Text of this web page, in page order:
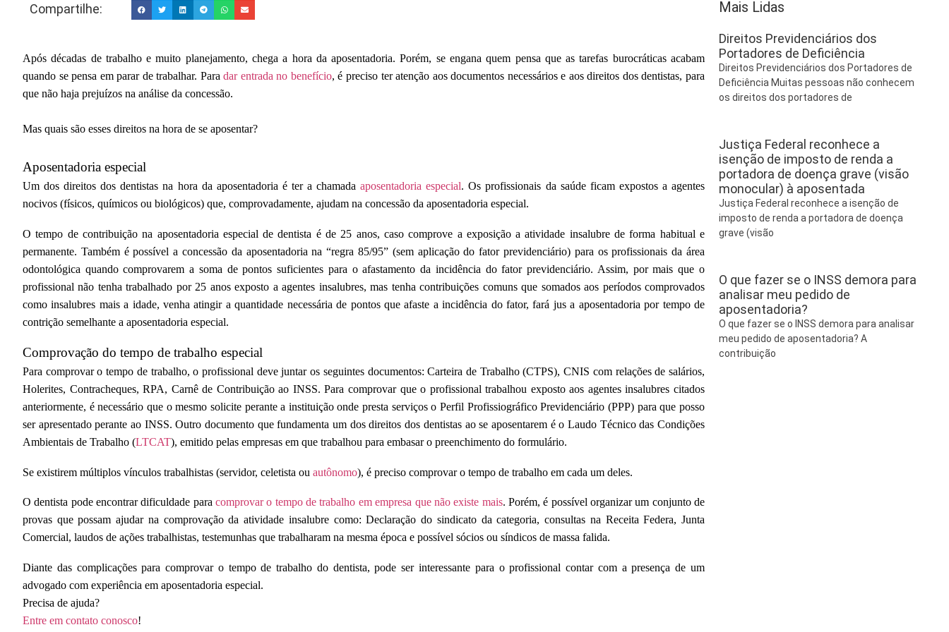
Compartilhe:
Após décadas de trabalho e muito planejamento, chega a hora da aposentadoria. Porém, se engana quem pensa que as tarefas burocráticas acabam
quando se pensa em parar de trabalhar. Paradar entrada no benefício, é preciso ter atenção aos documentos necessários e aos direitos dos dentistas, para
que não haja prejuízos na análise da concessão.
Mas quais são esses direitos na hora de se aposentar?
Aposentadoria especial
Um dos direitos dos dentistas na hora da aposentadoria é ter a chamadaaposentadoria especial. Os profissionais da saúde ficam expostos a agentes
nocivos (físicos, químicos ou biológicos) que, comprovadamente, ajudam na concessão da aposentadoria especial.
O tempo de contribuição na aposentadoria especial de dentista é de 25 anos, caso comprove a exposição a atividade insalubre de forma habitual e
permanente. Também é possível a concessão da aposentadoria na “regra 85/95” (sem aplicação do fator previdenciário) para os profissionais da área
odontológica quando comprovarem a soma de pontos suficientes para o afastamento da incidência do fator previdenciário. Assim, por mais que o
profissional não tenha trabalhado por 25 anos exposto a agentes insalubres, mas tenha contribuições comuns que somados aos períodos comprovados
como insalubres mais a idade, venha atingir a quantidade necessária de pontos que afaste a incidência do fator, fará jus a aposentadoria por tempo de
contrição semelhante a aposentadoria especial.
Comprovação do tempo de trabalho especial
Para comprovar o tempo de trabalho, o profissional deve juntar os seguintes documentos: Carteira de Trabalho (CTPS), CNIS com relações de salários,
Holerites, Contracheques, RPA, Carnê de Contribuição ao INSS. Para comprovar que o profissional trabalhou exposto aos agentes insalubres citados
anteriormente, é necessário que o mesmo solicite perante a instituição onde presta serviços o Perfil Profissiográfico Previdenciário (PPP) para que posso
ser apresentado perante ao INSS. Outro documento que fundamenta um dos direitos dos dentistas ao se aposentarem é o Laudo Técnico das Condições
Ambientais de Trabalho (LTCAT), emitido pelas empresas em que trabalhou para embasar o preenchimento do formulário.
Se existirem múltiplos vínculos trabalhistas (servidor, celetista ou autônomo), é preciso comprovar o tempo de trabalho em cada um deles.
O dentista pode encontrar dificuldade paracomprovar o tempo de trabalho em empresa que não existe mais. Porém, é possível organizar um conjunto de
provas que possam ajudar na comprovação da atividade insalubre como: Declaração do sindicato da categoria, consultas na Receita Federa, Junta
Comercial, laudos de ações trabalhistas, testemunhas que trabalharam na mesma época e possível sócios ou síndicos de massa falida.
Diante das complicações para comprovar o tempo de trabalho do dentista, pode ser interessante para o profissional contar com a presença de um
advogado com experiência em aposentadoria especial.
Precisa de ajuda?
Entre em contato conosco!
Mais Lidas
Direitos Previdenciários dos
Portadores de Deficiência
Direitos Previdenciários dos Portadores de
Deficiência Muitas pessoas não conhecem
os direitos dos portadores de
Justiça Federal reconhece a
isenção de imposto de renda a
portadora de doença grave (visão
monocular) à aposentada
Justiça Federal reconhece a isenção de
imposto de renda a portadora de doença
grave (visão
O que fazer se o INSS demora para
analisar meu pedido de
aposentadoria?
O que fazer se o INSS demora para analisar
meu pedido de aposentadoria? A
contribuição